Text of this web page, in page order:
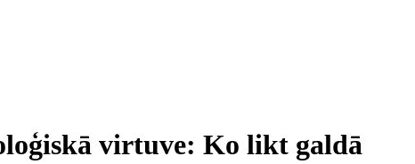
virtuve: Ko likt galdā